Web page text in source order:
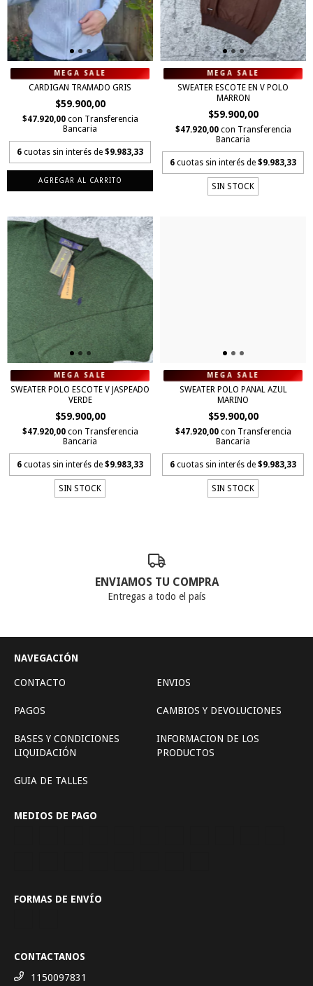
CARDIGAN TRAMADO GRIS
$59.900,00
$47.920,00 con Transferencia
Bancaria
6 cuotas sin interés de $9.983,33
AGREGAR AL CARRITO
SWEATER ESCOTE EN V POLO
MARRON
$59.900,00
$47.920,00 con Transferencia
Bancaria
6 cuotas sin interés de $9.983,33
SIN STOCK
SWEATER POLO ESCOTE V JASPEADO
VERDE
$59.900,00
$47.920,00 con Transferencia
Bancaria
6 cuotas sin interés de $9.983,33
SIN STOCK
SWEATER POLO PANAL AZUL
MARINO
$59.900,00
$47.920,00 con Transferencia
Bancaria
6 cuotas sin interés de $9.983,33
SIN STOCK
ENVIAMOS TU COMPRA
Entregas a todo el país
NAVEGACIÓN
CONTACTO ENVIOS
PAGOS CAMBIOS Y DEVOLUCIONES
BASES Y CONDICIONES
LIQUIDACIÓN
INFORMACION DE LOS
PRODUCTOS
GUIA DE TALLES
MEDIOS DE PAGO
FORMAS DE ENVÍO
CONTACTANOS
1150097831